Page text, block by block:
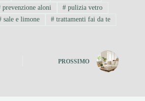
prevenzione aloni # pulizia vetro
sale e limone # trattamenti fai da te
PROSSIMO